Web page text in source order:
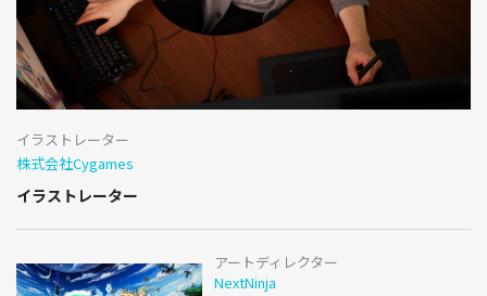
イラストレーター
株式会社Cygames
イラストレーター
アートディレクター
NextNinja